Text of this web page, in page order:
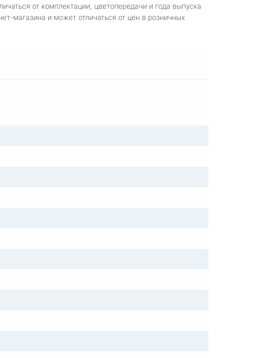
от комплектации, цветопередачи и года выпуска
магазина и может отличаться от цен в розничных